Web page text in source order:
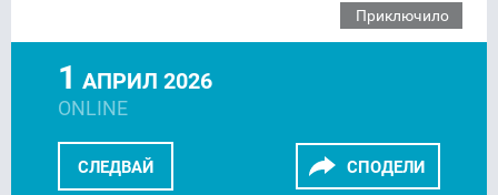
Приключило
СЛЕДВАЙ СПОДЕЛИ
1 АПРИЛ 2026
ONLINE